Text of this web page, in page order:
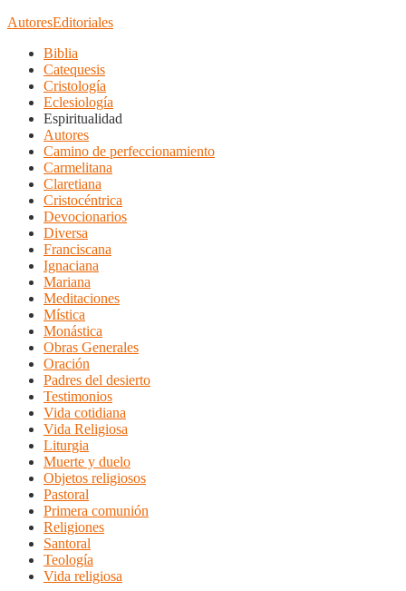
AutoresEditoriales
Biblia
Catequesis
Cristología
Eclesiología
Espiritualidad
Autores
Camino de perfeccionamiento
Carmelitana
Claretiana
Cristocéntrica
Devocionarios
Diversa
Franciscana
Ignaciana
Mariana
Meditaciones
Mística
Monástica
Obras Generales
Oración
Padres del desierto
Testimonios
Vida cotidiana
Vida Religiosa
Liturgia
Muerte y duelo
Objetos religiosos
Pastoral
Primera comunión
Religiones
Santoral
Teología
Vida religiosa